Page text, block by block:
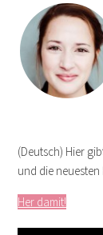
(Deutsch) Hier
und die
Her damit!